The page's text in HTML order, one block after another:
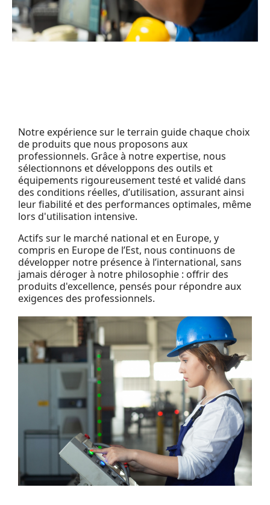
Notre expérience sur le terrain guide chaque choix
de produits que nous proposons aux
professionnels. Grâce à notre expertise, nous
sélectionnons et développons des outils et
équipements rigoureusement testé et validé dans
des conditions réelles, d’utilisation, assurant ainsi
leur fiabilité et des performances optimales, même
lors d'utilisation intensive.
Actifs sur le marché national et en Europe, y
compris en Europe de l’Est, nous continuons de
développer notre présence à l’international, sans
jamais déroger à notre philosophie : offrir des
produits d'excellence, pensés pour répondre aux
exigences des professionnels.